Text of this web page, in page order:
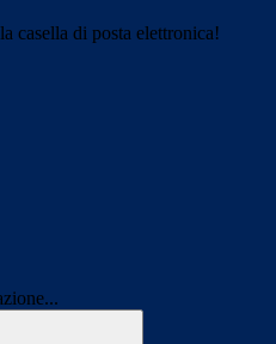
casella di posta elettronica!